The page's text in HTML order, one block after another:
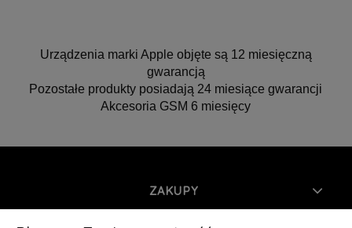
Urządzenia marki Apple objęte są 12 miesięczną
gwarancją
Pozostałe produkty posiadają 24 miesiące gwarancji
Akcesoria GSM 6 miesięcy
ZAKUPY